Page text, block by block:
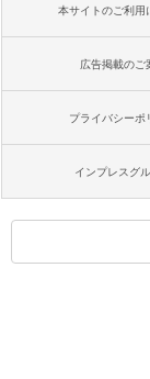
本サイトのご利用
広告掲載のご
プライバシーポ
インプレスグ